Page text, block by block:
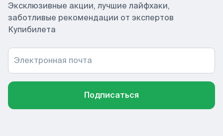
Эксклюзивные акции, лучшие лайфхаки,
заботливые рекомендации от экспертов
Купибилета
Электронная почта
Подписаться